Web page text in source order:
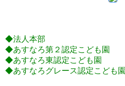
◆法人本部
◆あすなろ第２認定こども園
◆あすなろ東認定こども園
◆あすなろグレース認定こども園